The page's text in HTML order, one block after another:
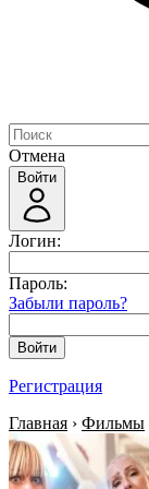
Отмена
Войти
Логин:
Пароль:
Забыли пароль?
Войти
Регистрация
Главная › Фильмы